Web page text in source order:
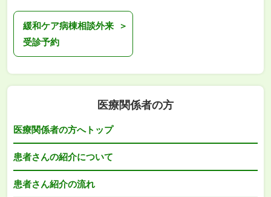
緩和ケア病棟相談外来
受診予約
医療関係者の方
医療関係者の方へトップ
患者さんの紹介について
患者さん紹介の流れ